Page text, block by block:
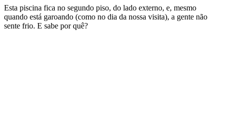
Esta piscina fica no segundo piso, do lado externo, e, mesmo
quando está garoando (como no dia da nossa visita), a gente não
sente frio. E sabe por quê?